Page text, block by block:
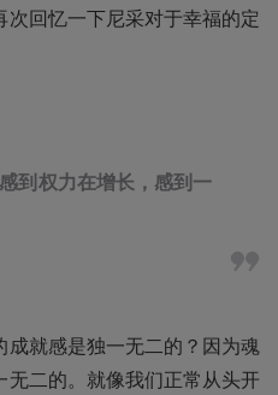
回忆一下尼采对于幸福的定
感到权力在增长，感到一
就感是独一无二的？因为魂
二的。就像我们正常从头开